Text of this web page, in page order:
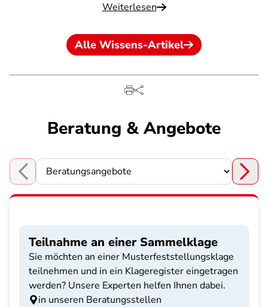
Weiterlesen
Alle Wissens-Artikel
Beratung & Angebote
Choose a section
Teilnahme an einer Sammelklage
Sie möchten an einer Musterfeststellungsklage
teilnehmen und in ein Klageregister eingetragen
werden? Unsere Experten helfen Ihnen dabei.
in unseren Beratungsstellen